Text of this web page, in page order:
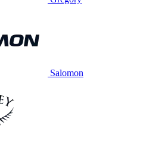
Salomon